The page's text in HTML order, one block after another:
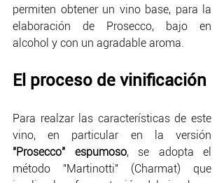
permiten obtener un vino base, para la
elaboración de Prosecco, bajo en
alcohol y con un agradable aroma.
El proceso de vinificación
Para realzar las características de este
"Prosecco" espumoso, se adopta el
método "Martinotti" (Charmat) que